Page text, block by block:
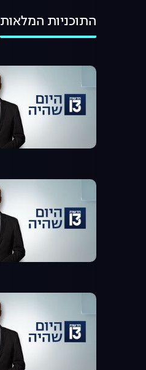
התוכניות המלאות